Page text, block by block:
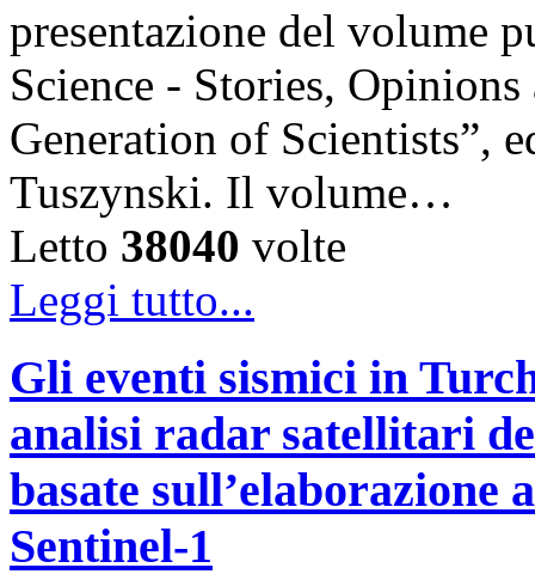
presentazione del volume
Science - Stories,
Generation of Scientists”,
Tuszynski. Il volume…
Letto 38040 volte
Leggi tutto...
Gli eventi sismici in
analisi radar satellitari
basate
Sentinel-1